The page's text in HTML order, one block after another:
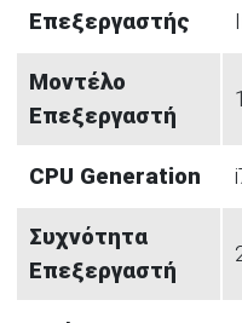
Επεξεργαστής
Μοντέλο
Επεξεργαστή
CPU Generation
Συχνότητα
Επεξεργαστή